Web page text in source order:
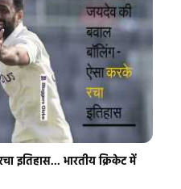
इतिहास... भारतीय क्रिकेट में